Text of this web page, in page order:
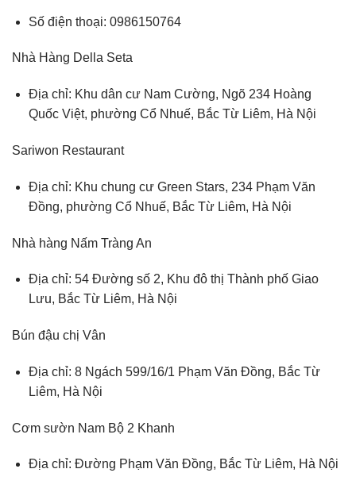
Số điện thoại: 0986150764
Nhà Hàng Della Seta
Địa chỉ: Khu dân cư Nam Cường, Ngõ 234 Hoàng
Quốc Việt, phường Cổ Nhuế, Bắc Từ Liêm, Hà Nội
Sariwon Restaurant
Địa chỉ: Khu chung cư Green Stars, 234 Phạm Văn
Đồng, phường Cổ Nhuế, Bắc Từ Liêm, Hà Nội
Nhà hàng Nấm Tràng An
Địa chỉ: 54 Đường số 2, Khu đô thị Thành phố Giao
Lưu, Bắc Từ Liêm, Hà Nội
Bún đậu chị Vân
Địa chỉ: 8 Ngách 599/16/1 Phạm Văn Đồng, Bắc Từ
Liêm, Hà Nội
Cơm sườn Nam Bộ 2 Khanh
Địa chỉ: Đường Phạm Văn Đồng, Bắc Từ Liêm, Hà Nội